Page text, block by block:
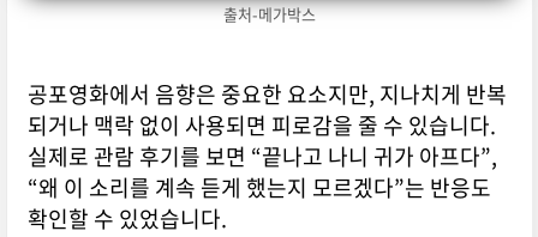
출처-메가박스
공포영화에서 음향은 중요한 요소지만, 지나치게 반복
되거나 맥락 없이 사용되면 피로감을 줄 수 있습니다.
실제로 관람 후기를 보면 “끝나고 나니 귀가 아프다”,
“왜 이 소리를 계속 듣게 했는지 모르겠다”는 반응도
확인할 수 있었습니다.